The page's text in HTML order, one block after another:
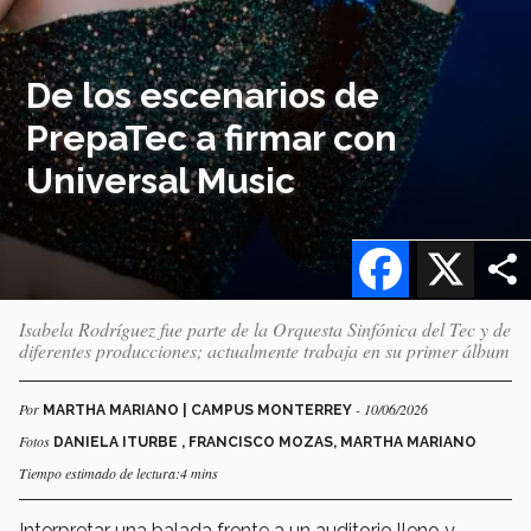
De los escenarios de
PrepaTec a firmar con
Universal Music
X
Facebook
Isabela Rodríguez fue parte de la Orquesta Sinfónica del Tec y de
diferentes producciones; actualmente trabaja en su primer álbum
Por MARTHA MARIANO | CAMPUS MONTERREY - 10/06/2026
Fotos DANIELA ITURBE , FRANCISCO MOZAS, MARTHA MARIANO
Tiempo estimado de lectura:4 mins